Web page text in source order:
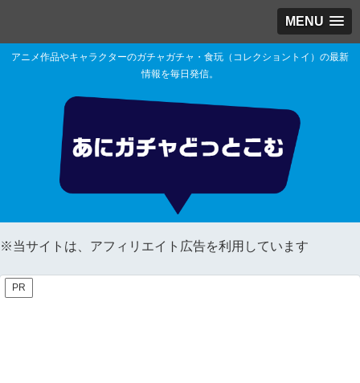
MENU
アニメ作品やキャラクターのガチャガチャ・食玩（コレクショントイ）の最新
情報を毎日発信。
※当サイトは、アフィリエイト広告を利用しています
PR